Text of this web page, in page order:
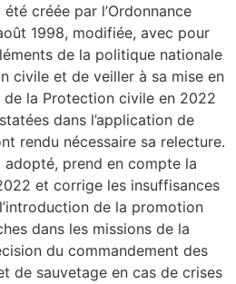
créée par l’Ordonnance
1998, modifiée, avec pour
de la politique nationale
civile et de veiller à sa mise en
la Protection civile en 2022
dans l’application de
rendu nécessaire sa relecture.
adopté, prend en compte la
et corrige les insuffisances
de la promotion
dans les missions de la
du commandement des
de sauvetage en cas de crises